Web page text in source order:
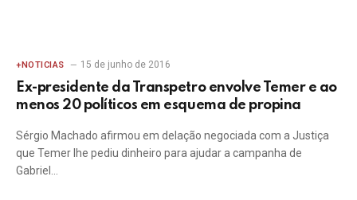
+NOTICIAS 15 de junho de 2016
Ex-presidente da Transpetro envolve Temer e ao
menos 20 políticos em esquema de propina
Sérgio Machado afirmou em delação negociada com a Justiça
que Temer lhe pediu dinheiro para ajudar a campanha de
Gabriel…